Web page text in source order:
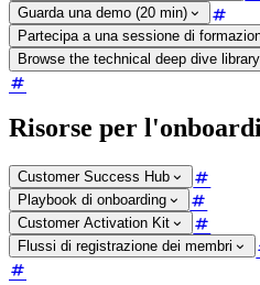
Guarda una demo (20 min)
Partecipa a una sessione di
Browse the technical deep dive
Risorse per
Customer Success Hub
Playbook di onboarding
Customer Activation Kit
Flussi di registrazione dei membri